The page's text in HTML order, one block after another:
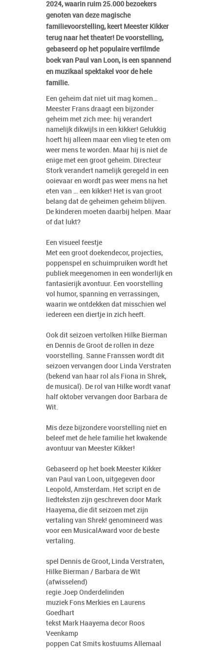
2024, waarin ruim 25.000 bezoekers
genoten van deze magische
familievoorstelling, keert Meester Kikker
terug naar het theater! De voorstelling,
gebaseerd op het populaire verfilmde
boek van Paul van Loon, is een spannend
en muzikaal spektakel voor de hele
familie.
Een geheim dat niet uit mag komen…
Meester Frans draagt een bijzonder
geheim met zich mee: hij verandert
namelijk dikwijls in een kikker! Gelukkig
hoeft hij alleen maar een vlieg te eten om
weer mens te worden. Maar hij is niet de
enige met een groot geheim. Directeur
Stork verandert namelijk geregeld in een
ooievaar en wordt pas weer mens na het
eten van … een kikker! Het is van groot
belang dat de geheimen geheim blijven.
De kinderen moeten daarbij helpen. Maar
of dat lukt?
Een visueel feestje
Met een groot doekendecor, projecties,
poppenspel en schuimpruiken wordt het
publiek meegenomen in een wonderlijk en
fantasierijk avontuur. Een voorstelling
vol humor, spanning en verrassingen,
waarin we ontdekken dat misschien wel
iedereen een diertje in zich heeft.
Ook dit seizoen vertolken Hilke Bierman
en Dennis de Groot de rollen in deze
voorstelling. Sanne Franssen wordt dit
seizoen vervangen door Linda Verstraten
(bekend van haar rol als Fiona in Shrek,
de musical). De rol van Hilke wordt vanaf
half oktober vervangen door Barbara de
Wit.
Mis deze bijzondere voorstelling niet en
beleef met de hele familie het kwakende
avontuur van Meester Kikker!
Gebaseerd op het boek Meester Kikker
van Paul van Loon, uitgegeven door
Leopold, Amsterdam. Het script en de
liedteksten zijn geschreven door Mark
Haayema, die dit seizoen met zijn
vertaling van Shrek! genomineerd was
voor een MusicalAward voor de beste
vertaling.
spel Dennis de Groot, Linda Verstraten,
Hilke Bierman / Barbara de Wit
(afwisselend)
regie Joep Onderdelinden
muziek Fons Merkies en Laurens
Goedhart
tekst Mark Haayema decor Roos
Veenkamp
poppen Cat Smits kostuums Allemaal